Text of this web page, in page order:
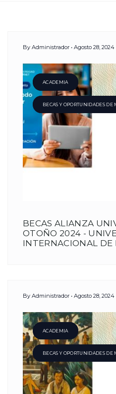
Day:
28
Agosto,
2024
By Administrador Agosto 28, 2024
ACADEMIA
BECAS Y OPORTUNIDADES DE
BECAS ALIANZA
OTOÑO 2024 -
INTERNACIONAL DE
By Administrador Agosto 28, 2024
ACADEMIA
BECAS Y OPORTUNIDADES DE